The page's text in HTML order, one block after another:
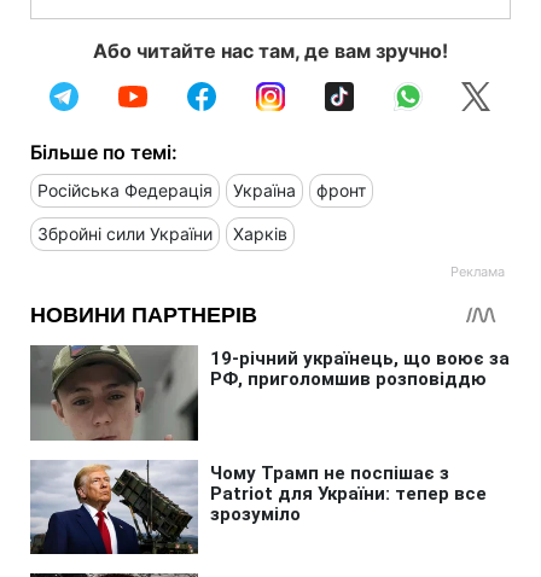
Або читайте нас там, де вам зручно!
Більше по темі:
Російська Федерація Україна фронт
Збройні сили України Харків